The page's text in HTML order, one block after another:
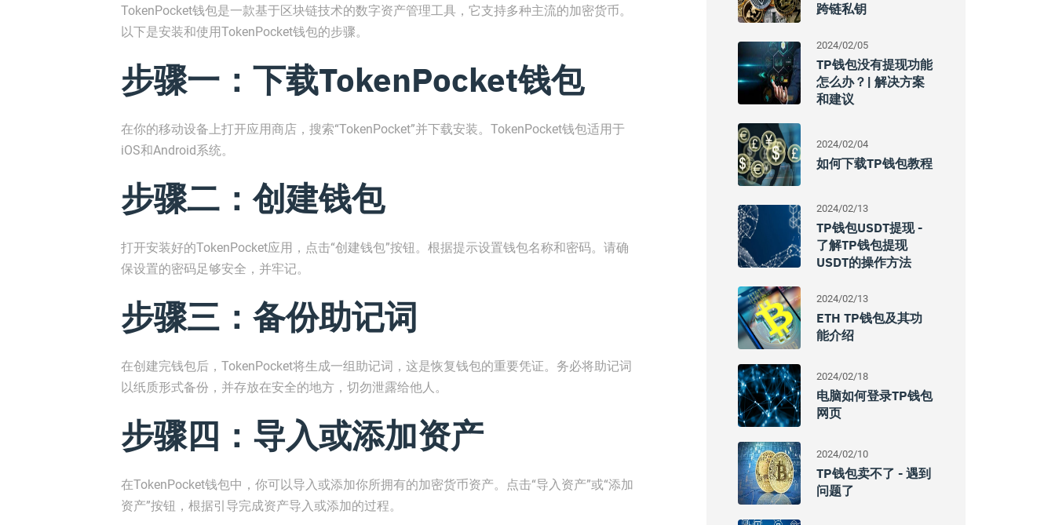
TokenPocket钱包是一款基于区块链技术的数字资产管理工具，它支持多种主流的加密货币。
以下是安装和使用TokenPocket钱包的步骤。
步骤一：下载TokenPocket钱包
在你的移动设备上打开应用商店，搜索“TokenPocket”并下载安装。TokenPocket钱包适用于
iOS和Android系统。
步骤二：创建钱包
打开安装好的TokenPocket应用，点击“创建钱包”按钮。根据提示设置钱包名称和密码。请确
保设置的密码足够安全，并牢记。
步骤三：备份助记词
在创建完钱包后，TokenPocket将生成一组助记词，这是恢复钱包的重要凭证。务必将助记词
以纸质形式备份，并存放在安全的地方，切勿泄露给他人。
步骤四：导入或添加资产
在TokenPocket钱包中，你可以导入或添加你所拥有的加密货币资产。点击“导入资产”或“添加
资产”按钮，根据引导完成资产导入或添加的过程。
跨链私钥
2024/02/05
TP钱包没有提现功能
怎么办？| 解决方案
和建议
2024/02/04
如何下载TP钱包教程
2024/02/13
TP钱包USDT提现 -
了解TP钱包提现
USDT的操作方法
2024/02/13
ETH TP钱包及其功
能介绍
2024/02/18
电脑如何登录TP钱包
网页
2024/02/10
TP钱包卖不了 - 遇到
问题了